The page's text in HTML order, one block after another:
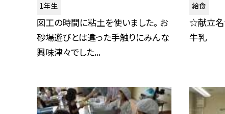
1年生
図工の時間に粘土を使いました。 お
砂場遊びとは違った手触りにみんな
興味津々でした...
給食
☆献立名
牛乳